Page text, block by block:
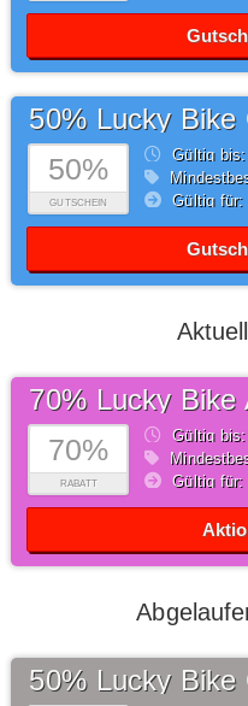
50%
GUTSCHEIN
50% Lucky Bike
Gültig bis:
Gültig für:
70%
RABATT
70% Lucky Bike
Gültig
Gültig für:
50% Lucky Bike